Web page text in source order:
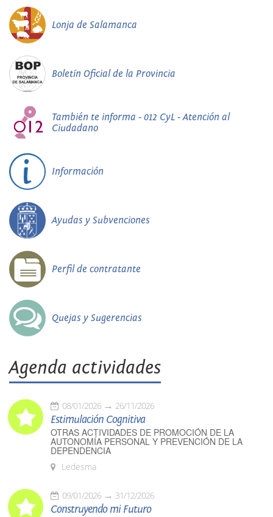
Lonja de Salamanca
Boletín Oficial de la Provincia
También te informa - 012 CyL - Atención al
Ciudadano
Información
Ayudas y Subvenciones
Perfil de contratante
Quejas y Sugerencias
Agenda actividades
08/01/2026 26/11/2026
Estimulación Cognitiva
OTRAS ACTIVIDADES DE PROMOCIÓN DE LA
AUTONOMÍA PERSONAL Y PREVENCIÓN DE LA
DEPENDENCIA
Ledesma
09/01/2026 31/12/2026
Construyendo mi Futuro